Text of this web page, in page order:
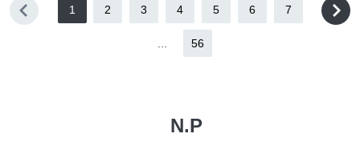
1 2 3 4 5 6 7
56
N.P